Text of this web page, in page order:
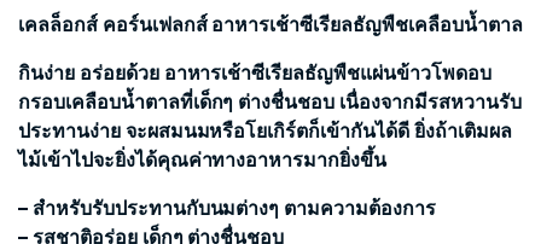
เคลล็อกส์ คอร์นเฟลกส์ อาหารเช้าซีเรียลธัญพืชเคลือบน้ำตาล
กินง่าย อร่อยด้วย อาหารเช้าซีเรียลธัญพืชแผ่นข้าวโพดอบ
กรอบเคลือบน้ำตาลที่เด็กๆ ต่างชื่นชอบ เนื่องจากมีรสหวานรับ
ประทานง่าย จะผสมนมหรือโยเกิร์ตก็เข้ากันได้ดี ยิ่งถ้าเติมผล
ไม้เข้าไปจะยิ่งได้คุณค่าทางอาหารมากยิ่งขึ้น
– สำหรับรับประทานกับนมต่างๆ ตามความต้องการ
– รสชาติอร่อย เด็กๆ ต่างชื่นชอบ